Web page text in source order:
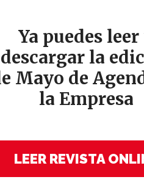
Ya puedes
descargar la
Mayo de
la Empresa
LEER REVISTA